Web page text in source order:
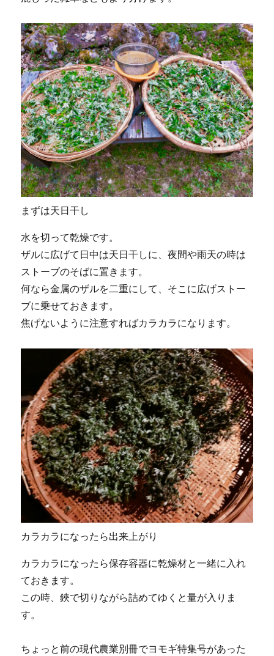
まずは天日干し
水を切って乾燥です。
ザルに広げて日中は天日干しに、夜間や雨天の時は
ストーブのそばに置きます。
何なら金属のザルを二重にして、そこに広げストー
ブに乗せておきます。
焦げないように注意すればカラカラになります。
カラカラになったら出来上がり
カラカラになったら保存容器に乾燥材と一緒に入れ
ておきます。
この時、鋏で切りながら詰めてゆくと量が入りま
す。
ちょっと前の現代農業別冊でヨモギ特集号があった